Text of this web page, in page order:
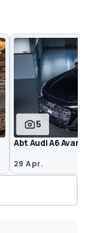
5
Abt Audi A6
29 Apr.